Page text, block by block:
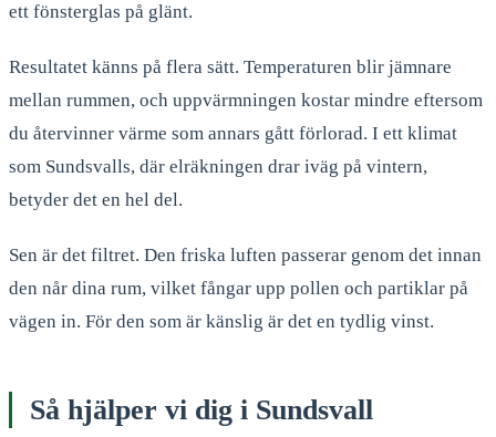
ett fönsterglas på glänt.
Resultatet känns på flera sätt. Temperaturen blir jämnare
mellan rummen, och uppvärmningen kostar mindre eftersom
du återvinner värme som annars gått förlorad. I ett klimat
som Sundsvalls, där elräkningen drar iväg på vintern,
betyder det en hel del.
Sen är det filtret. Den friska luften passerar genom det innan
den når dina rum, vilket fångar upp pollen och partiklar på
vägen in. För den som är känslig är det en tydlig vinst.
Så hjälper vi dig i Sundsvall